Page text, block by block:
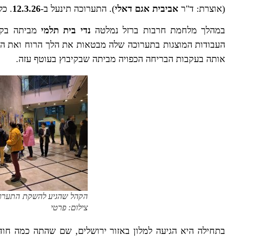
(אוצרת: ד"ר אביבית אגם דאלי). התערוכה תינעל ב-12.3.26
.
במהלך מלחמת חרבות ברזל נמלטה נדי בית תלמימביתה
העבודות המוצגות בתערוכה שלה מבטאות את הלך הרוח
אותה בעקבות הבריחה הכפויה מביתה שבקיבוץ בעוטף עזה.
הקהל שהגיע להשקת
צילום: פרטי
בתחילה היא הגיעה למלון באזור ירושלים, שם שהתה כמה